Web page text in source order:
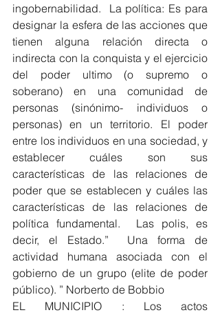
ingobernabilidad.  La política: Es para
designar la esfera de las acciones que
tienen alguna relación directa o
indirecta con la conquista y el ejercicio
del poder ultimo (o supremo o
soberano) en una comunidad de
personas (sinónimo- individuos o
personas) en un territorio. El poder
entre los individuos en una sociedad, y
establecer cuáles son sus
características de las relaciones de
poder que se establecen y cuáles las
características de las relaciones de
política fundamental.  Las polis, es
decir, el Estado.”  Una forma de
actividad humana asociada con el
gobierno de un grupo (elite de poder
público). ” Norberto de Bobbio
EL MUNICIPIO : Los actos